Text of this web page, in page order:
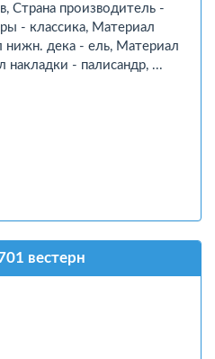
Страна производитель -
- классика, Материал
нижн. дека - ель, Материал
накладки - палисандр, ...
вестерн